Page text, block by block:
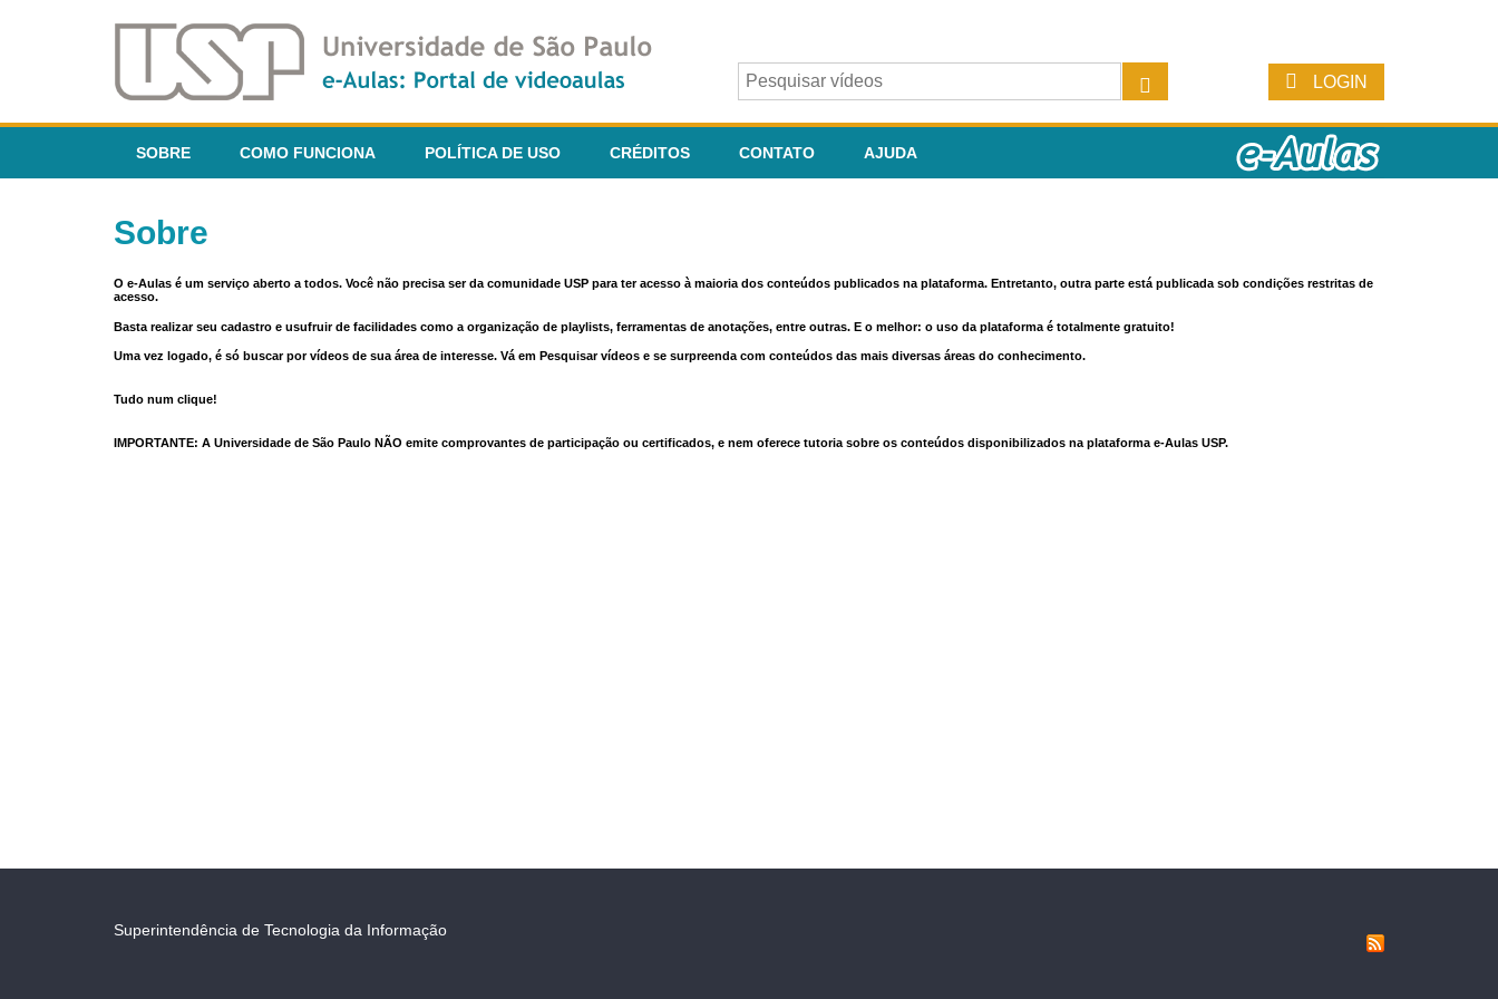
LOGIN
SOBRE COMO FUNCIONA POLÍTICA DE USO CRÉDITOS CONTATO AJUDA
Sobre
O e-Aulas é um serviço aberto a todos. Você não precisa ser da comunidade USP para ter acesso à maioria dos conteúdos publicados na plataforma. Entretanto, outra parte está publicada sob condições restritas de
acesso.
Basta realizar seu cadastro e usufruir de facilidades como a organização de playlists, ferramentas de anotações, entre outras. E o melhor: o uso da plataforma é totalmente gratuito!
Uma vez logado, é só buscar por vídeos de sua área de interesse. Vá em Pesquisar vídeos e se surpreenda com conteúdos das mais diversas áreas do conhecimento.
Tudo num clique!
IMPORTANTE: A Universidade de São Paulo NÃO emite comprovantes de participação ou certificados, e nem oferece tutoria sobre os conteúdos disponibilizados na plataforma e-Aulas USP.
Superintendência de Tecnologia da Informação